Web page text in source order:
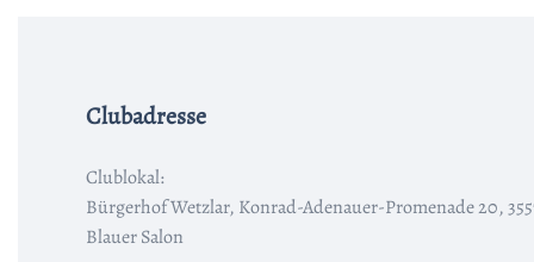
Clubadresse
Clublokal:
Bürgerhof Wetzlar, Konrad-Adenauer-Promenade 20,
Blauer Salon